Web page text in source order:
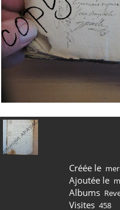
Créée le
Ajoutée le
Albums
Visites 458